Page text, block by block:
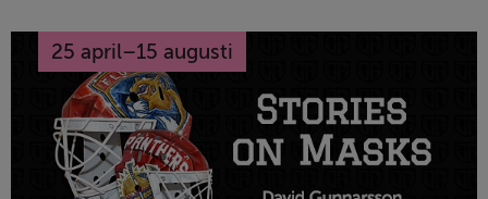
Visar 6 av 60 kalenderhändelser.
25 april– till
15 augusti